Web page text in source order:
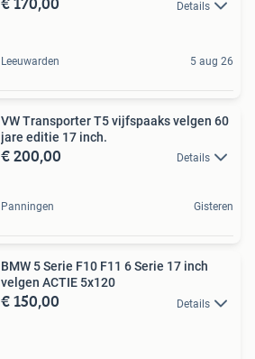
Details
Leeuwarden 5 aug 26
VW Transporter T5 vijfspaaks velgen 60
jare editie 17 inch.
€ 200,00 Details
Panningen Gisteren
BMW 5 Serie F10 F11 6 Serie 17 inch
velgen ACTIE 5x120
€ 150,00 Details